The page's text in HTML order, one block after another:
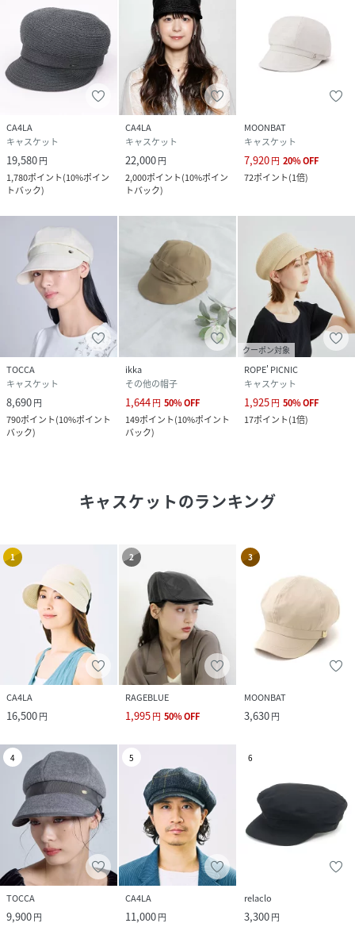
CA4LA
キャスケット
19,580円
1,780ポイント(10%ポイン
トバック)
CA4LA
キャスケット
22,000円
2,000ポイント(10%ポイン
トバック)
MOONBAT
キャスケット
7,920円 20%OFF
72ポイント(1倍)
TOCCA
キャスケット
8,690円
790ポイント(10%ポイント
バック)
ikka
その他の帽子
1,644円 50%OFF
149ポイント(10%ポイント
バック)
クーポン対象
ROPE' PICNIC
キャスケット
1,925円 50%OFF
17ポイント(1倍)
キャスケットのランキング
1
CA4LA
16,500円
2
RAGEBLUE
1,995円 50%OFF
3
MOONBAT
3,630円
4
TOCCA
9,900円
5
CA4LA
11,000円
6
relaclo
3,300円